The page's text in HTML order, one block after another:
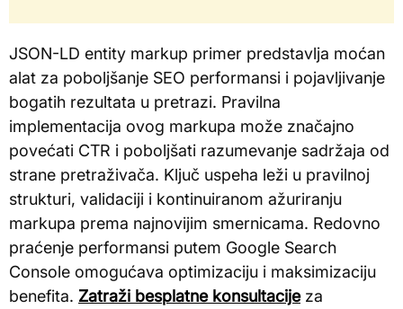
JSON-LD entity markup primer predstavlja moćan
alat za poboljšanje SEO performansi i pojavljivanje
bogatih rezultata u pretrazi. Pravilna
implementacija ovog markupa može značajno
povećati CTR i poboljšati razumevanje sadržaja od
strane pretraživača. Ključ uspeha leži u pravilnoj
strukturi, validaciji i kontinuiranom ažuriranju
markupa prema najnovijim smernicama. Redovno
praćenje performansi putem Google Search
Console omogućava optimizaciju i maksimizaciju
benefita. Zatraži besplatne konsultacijeza